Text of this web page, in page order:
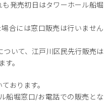
発売初日はタワーホール船堀
には窓口販売は行いません
いて、江戸川区民先行販売は
。
おります。
船堀窓口/お電話での販売とな